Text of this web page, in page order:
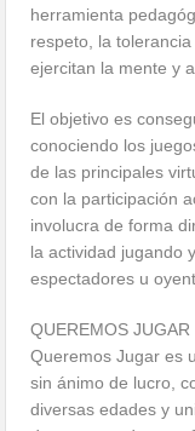
herramienta
respeto, la
ejercitan la mente y
El objetivo es
conociendo los
de las principales
con la participación
involucra de forma
la actividad jugando
espectadores u
QUEREMOS JUGAR
Queremos Jugar es
sin ánimo de lucro,
diversas edades y